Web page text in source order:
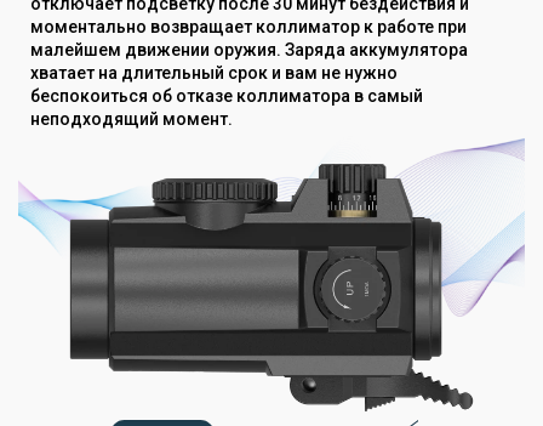
моментально возвращает коллиматор к работе при
малейшем движении оружия. Заряда аккумулятора
хватает на длительный срок и вам не нужно
беспокоиться об отказе коллиматора в самый
неподходящий момент.